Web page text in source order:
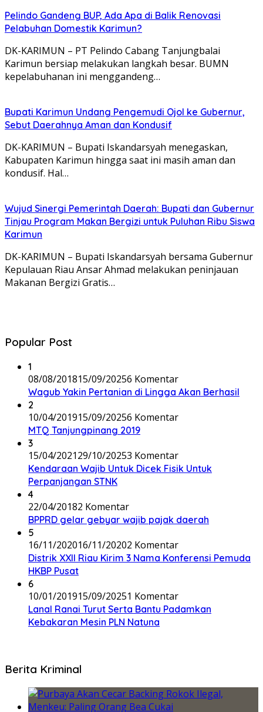
Pelindo Gandeng BUP, Ada Apa di Balik Renovasi
Pelabuhan Domestik Karimun?
DK-KARIMUN – PT Pelindo Cabang Tanjungbalai
Karimun bersiap melakukan langkah besar. BUMN
kepelabuhanan ini menggandeng…
Bupati Karimun Undang Pengemudi Ojol ke Gubernur,
Sebut Daerahnya Aman dan Kondusif
DK-KARIMUN – Bupati Iskandarsyah menegaskan,
Kabupaten Karimun hingga saat ini masih aman dan
kondusif. Hal…
Wujud Sinergi Pemerintah Daerah: Bupati dan Gubernur
Tinjau Program Makan Bergizi untuk Puluhan Ribu Siswa
Karimun
DK-KARIMUN – Bupati Iskandarsyah bersama Gubernur
Kepulauan Riau Ansar Ahmad melakukan peninjauan
Makanan Bergizi Gratis…
Popular Post
1
08/08/201815/09/20256 Komentar
Wagub Yakin Pertanian di Lingga Akan Berhasil
2
10/04/201915/09/20256 Komentar
MTQ Tanjungpinang 2019
3
15/04/202129/10/20253 Komentar
Kendaraan Wajib Untuk Dicek Fisik Untuk
Perpanjangan STNK
4
22/04/20182 Komentar
BPPRD gelar gebyar wajib pajak daerah
5
16/11/202016/11/20202 Komentar
Distrik XXII Riau Kirim 3 Nama Konferensi Pemuda
HKBP Pusat
6
10/01/201915/09/20251 Komentar
Lanal Ranai Turut Serta Bantu Padamkan
Kebakaran Mesin PLN Natuna
Berita Kriminal